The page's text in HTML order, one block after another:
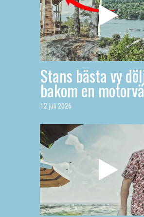
Stans bästa vy
bakom en
12 juli 2026